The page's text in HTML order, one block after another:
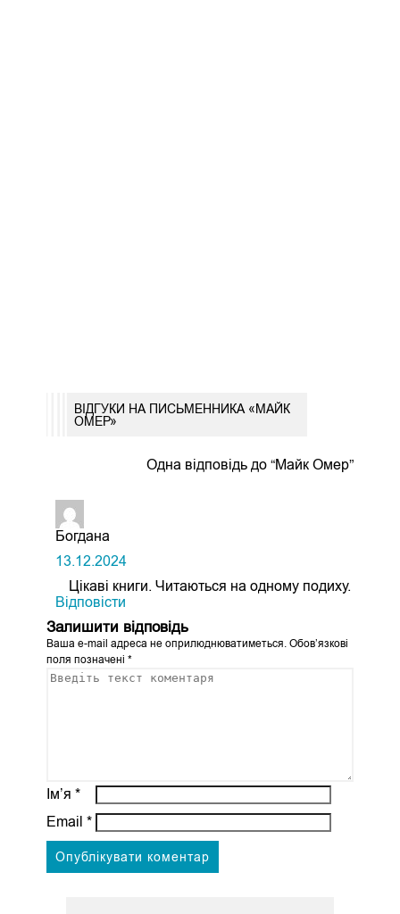
ВІДГУКИ НА ПИСЬМЕННИКА «МАЙК
ОМЕР»
Одна відповідь до “Майк Омер”
Богдана
13.12.2024
Цікаві книги. Читаються на одному подиху.
Відповіcти
Залишити відповідь
Ваша e-mail адреса не оприлюднюватиметься.Обов’язкові
поля позначені *
Ім’я *
Email *